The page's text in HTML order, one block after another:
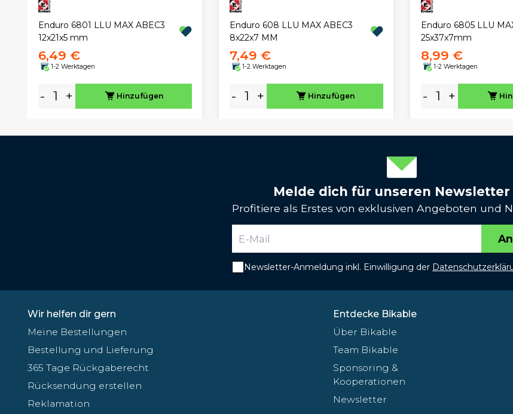
Enduro 6801 LLU MAX ABEC3
12x21x5 mm
6,49 €
1-2 Werktagen
- + Hinzufügen
Enduro 608 LLU MAX ABEC3
8x22x7 MM
7,49 €
1-2 Werktagen
- + Hinzufügen
Enduro 6805 LLU
25x37x7mm
8,99 €
1-2 Werktagen
- +
Melde dich für unseren Newsletter
Profitiere als Erstes von exklusiven Angeboten und
Newsletter-Anmeldung inkl. Einwilligung der
Wir helfen dir gern
Meine Bestellungen
Bestellung und Lieferung
365 Tage Rückgaberecht
Rücksendung erstellen
Reklamation
Entdecke Bikable
Über Bikable
Team Bikable
Sponsoring &
Kooperationen
Newsletter